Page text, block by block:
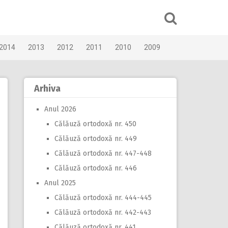
2013 2012 2011 2010 2009
Arhiva
Anul 2026
Călăuză ortodoxă nr. 450
Călăuză ortodoxă nr. 449
Călăuză ortodoxă nr. 447-448
Călăuză ortodoxă nr. 446
Anul 2025
Călăuză ortodoxă nr. 444-445
Călăuză ortodoxă nr. 442-443